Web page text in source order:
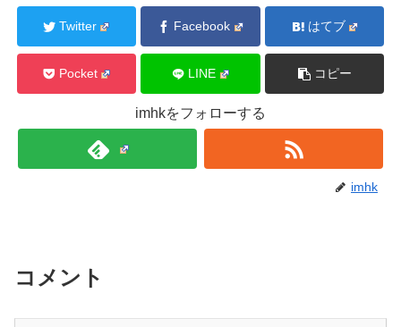
Twitter Facebook はてブ
Pocket LINE コピー
imhkをフォローする
imhk
コメント